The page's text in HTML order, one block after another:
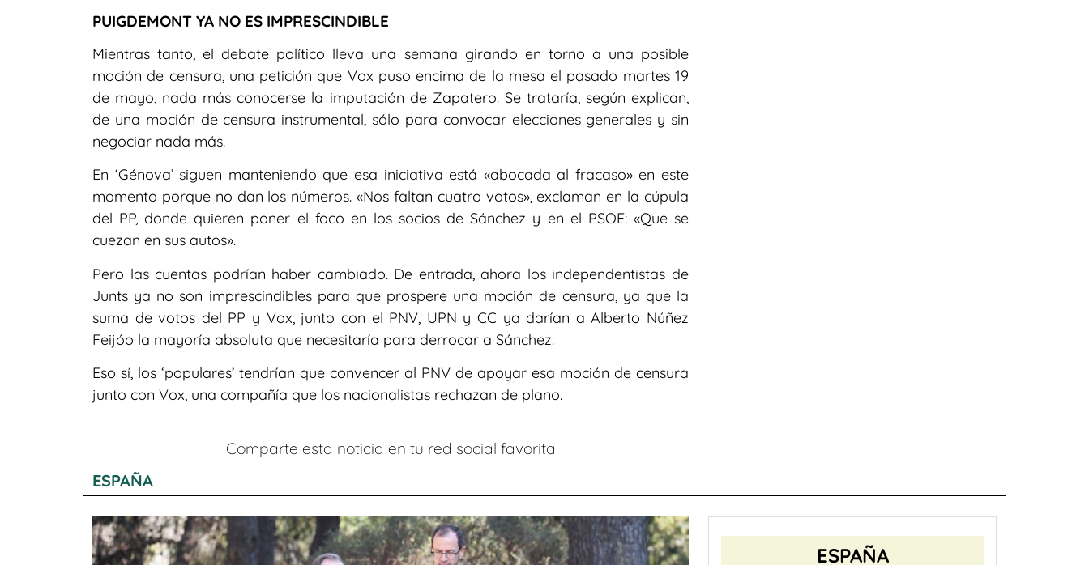
PUIGDEMONT YA NO ES IMPRESCINDIBLE
Mientras tanto, el debate político lleva una semana girando en torno a una posible
moción de censura, una petición que Vox puso encima de la mesa el pasado martes 19
de mayo, nada más conocerse la imputación de Zapatero. Se trataría, según explican,
de una moción de censura instrumental, sólo para convocar elecciones generales y sin
negociar nada más.
En ‘Génova’ siguen manteniendo que esa iniciativa está «abocada al fracaso» en este
momento porque no dan los números. «Nos faltan cuatro votos», exclaman en la cúpula
del PP, donde quieren poner el foco en los socios de Sánchez y en el PSOE: «Que se
cuezan en sus autos».
Pero las cuentas podrían haber cambiado. De entrada, ahora los independentistas de
Junts ya no son imprescindibles para que prospere una moción de censura, ya que la
suma de votos del PP y Vox, junto con el PNV, UPN y CC ya darían a Alberto Núñez
Feijóo la mayoría absoluta que necesitaría para derrocar a Sánchez.
Eso sí, los ‘populares’ tendrían que convencer al PNV de apoyar esa moción de censura
junto con Vox, una compañía que los nacionalistas rechazan de plano.
Comparte esta noticia en tu red social favorita
ESPAÑA
ESPAÑA